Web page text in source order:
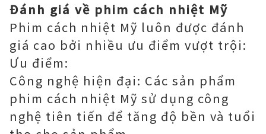
Đánh giá về phim cách nhiệt Mỹ
Phim cách nhiệt Mỹ luôn được đánh
giá cao bởi nhiều ưu điểm vượt trội:
Ưu điểm:
Công nghệ hiện đại: Các sản phẩm
phim cách nhiệt Mỹ sử dụng công
nghệ tiên tiến để tăng độ bền và tuổi